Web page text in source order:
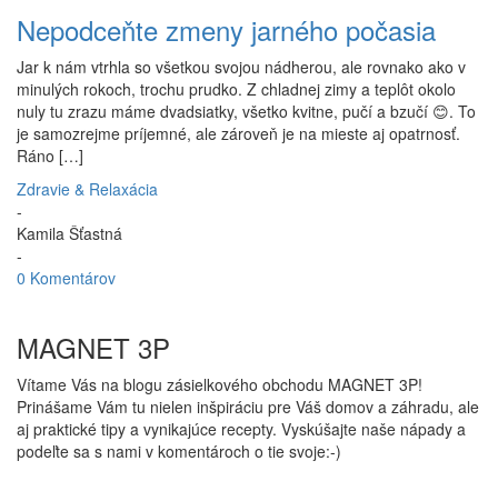
Nepodceňte zmeny jarného počasia
Jar k nám vtrhla so všetkou svojou nádherou, ale rovnako ako v
minulých rokoch, trochu prudko. Z chladnej zimy a teplôt okolo
nuly tu zrazu máme dvadsiatky, všetko kvitne, pučí a bzučí 😊. To
je samozrejme príjemné, ale zároveň je na mieste aj opatrnosť.
Ráno […]
Zdravie & Relaxácia
-
Kamila Šťastná
-
0 Komentárov
MAGNET 3P
Vítame Vás na blogu zásielkového obchodu MAGNET 3P!
Prinášame Vám tu nielen inšpiráciu pre Váš domov a záhradu, ale
aj praktické tipy a vynikajúce recepty. Vyskúšajte naše nápady a
podeľte sa s nami v komentároch o tie svoje:-)